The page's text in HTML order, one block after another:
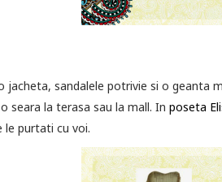
jacheta, sandalele potrivie si o geanta
seara la terasa sau la mall. In poseta
le purtati cu voi.